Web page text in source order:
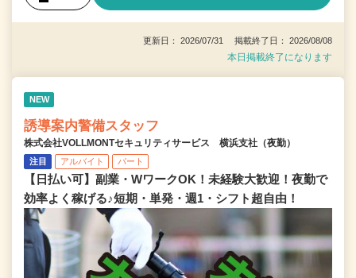
更新日： 2026/07/31 掲載終了日： 2026/08/08
本日掲載終了になります
NEW
誘導案内警備スタッフ
株式会社VOLLMONTセキュリティサービス 横浜支社（夜勤）
注目 アルバイト パート
【日払い可】副業・WワークOK！未経験大歓迎！夜勤で
効率よく稼げる♪短期・単発・週1・シフト超自由！